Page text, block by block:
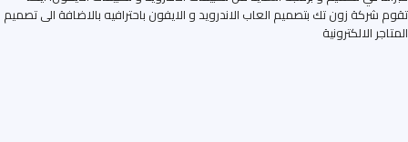
تقوم شركة زون تك بتصميم العاب الاندرويد و الايفون باحترافيه بالاضافة الى تصميم
المتاجر الالكترونية